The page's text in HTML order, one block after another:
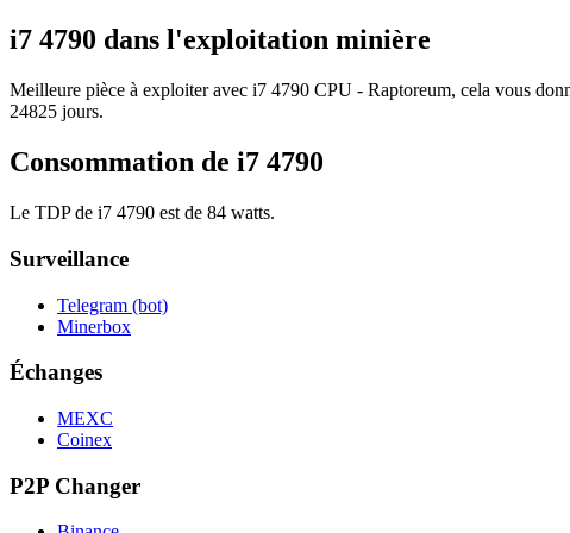
i7 4790 dans l'exploitation minière
Meilleure pièce à exploiter avec i7 4790 CPU - Raptoreum, cela vous
24825 jours.
Consommation de i7 4790
Le TDP de i7 4790 est de 84 watts.
Surveillance
Telegram (bot)
Minerbox
Échanges
MEXC
Coinex
P2P Changer